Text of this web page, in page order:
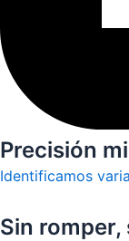
Precisión
Identificamos
Sin